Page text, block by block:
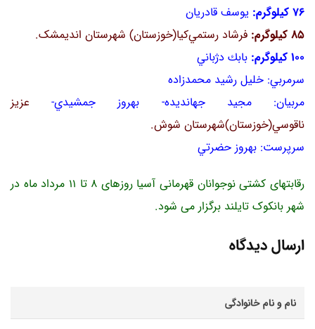
76 كيلوگرم:
يوسف قادريان
85 كيلوگرم:
فرشاد رستمي‌كيا(خوزستان) شهرستان اندیمشک.
100 كيلوگرم:
بابك دژباني
سرمربي: خليل رشيد محمدزاده
مربيان: مجيد جهانديده- بهروز جمشيدي- عزيز
ناقوسي(خوزستان)شهرستان شوش.
سرپرست: بهروز حضرتي
رقابتهای کشتی نوجوانان قهرمانی آسیا روزهای 8 تا 11 مرداد ماه در
شهر بانکوک تایلند برگزار می شود.
ارسال دیدگاه